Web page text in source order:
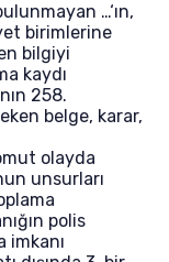
…‘ın,
birimlerine
bilgiyi
kaydı
258.
belge, karar,
olayda
unsurları
polis
imkanı